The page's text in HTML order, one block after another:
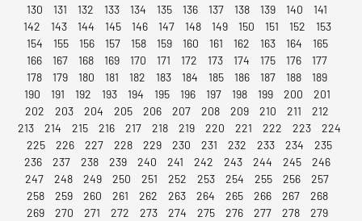
130
131 132 133 134 135 136 137 138 139 140
141
142
143 144 145 146 147 148 149 150 151 152
153
154
155 156 157 158 159 160 161 162 163 164
165
166
167 168 169 170 171 172 173 174 175 176
177
178
179 180 181 182 183 184 185 186 187 188
189
190
191 192 193 194 195 196 197 198 199 200
201
202
203 204 205 206 207 208 209 210 211
212
213
214 215 216 217 218 219 220 221 222 223
224
225
226 227 228 229 230 231 232 233 234
235
236
237 238 239 240 241 242 243 244 245
246
247
248 249 250 251 252 253 254 255 256
257
258
259 260 261 262 263 264 265 266 267
268
269
270 271 272 273 274 275 276 277 278
279